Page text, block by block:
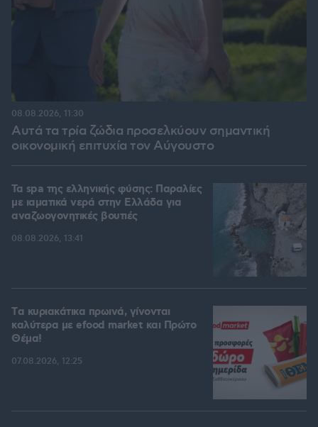
Αυτά τα τρία ζώδια προσελκύουν σημαντική
οικονομική επιτυχία τον Αύγουστο
08.08.2026, 11:30
Τα spa της ελληνικής φύσης: Παραλίες
με ιαματικά νερά στην Ελλάδα για
αναζωογονητικές βουτιές
08.08.2026, 13:41
Tα κυριακάτικα πρωινά, γίνονται
καλύτερα με efood market και Πρώτο
Θέμα!
07.08.2026, 12:25